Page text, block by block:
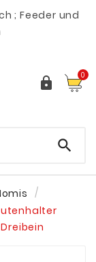
; Feeder und
 0
